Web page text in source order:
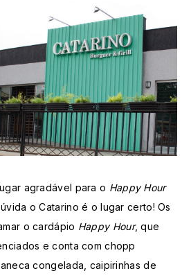
agradável para o Happy Hour
o Catarino é o lugar certo! Os
o cardápio Happy Hour, que
e conta com chopp
congelada, caipirinhas de